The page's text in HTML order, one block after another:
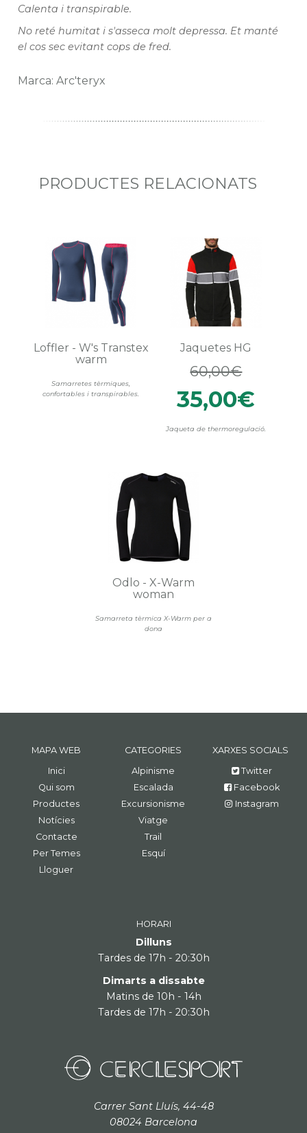
Marca: Arc'teryx
Calenta i transpirable.
No reté humitat i s'asseca molt depressa. Et manté
el cos sec evitant cops de fred.
PRODUCTES RELACIONATS
Samarretes tèrmiques,
confortables i transpirables.
Loffler - W's Transtex
warm
Jaqueta de thermoregulació.
Jaquetes HG
60,00€
35,00€
Samarreta tèrmica X-Warm per a
dona
Odlo - X-Warm
woman
MAPA WEB
Inici
Qui som
Productes
Notícies
Contacte
Per Temes
Lloguer
CATEGORIES
Alpinisme
Escalada
Excursionisme
Viatge
Trail
Esquí
XARXES SOCIALS
Twitter
Facebook
Instagram
HORARI
Dilluns
Tardes de 17h - 20:30h
Dimarts a dissabte
Matins de 10h - 14h
Tardes de 17h - 20:30h
Carrer Sant Lluís, 44-48
08024 Barcelona